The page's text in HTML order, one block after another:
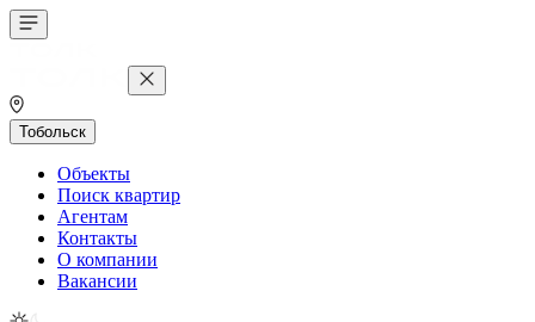
Тобольск
Объекты
Поиск квартир
Агентам
Контакты
О компании
Вакансии